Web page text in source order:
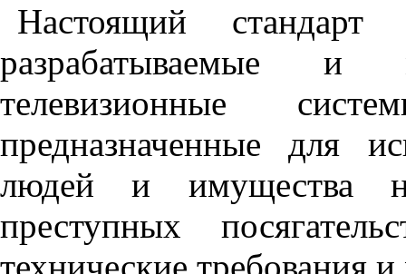
Настоящий стандарт
разрабатываемые и
телевизионные
предназначенные для
людей и имущества
преступных